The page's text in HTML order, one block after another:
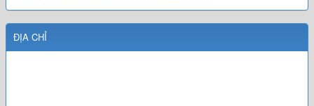
ĐỊA CHỈ